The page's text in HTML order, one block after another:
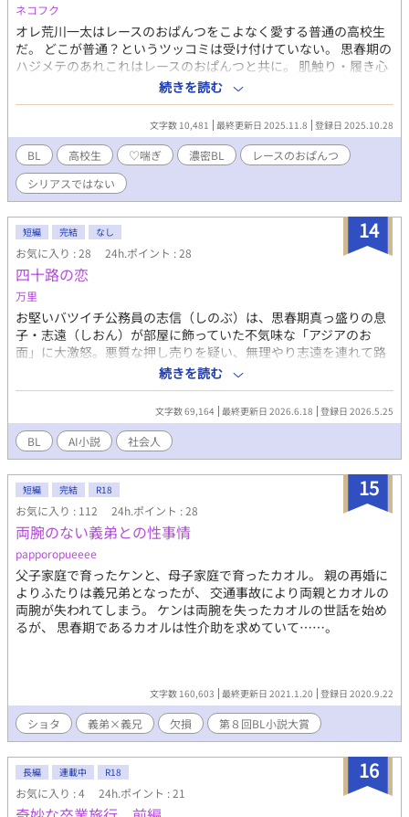
ネコフク
オレ荒川一太はレースのおぱんつをこよなく愛する普通の高校生
だ。 どこが普通？というツッコミは受け付けていない。 思春期の
ハジメテのあれこれはレースのおぱんつと共に。 肌触り・履き心
地・繊細な模様。色だって白・黒・赤・・・最高だよな！ でも家
族や周りには秘密にしている。変態呼ばわりされる一択なのは分
かってるし。 ただ今回うっかり親友の松原蒼真にバレてしまっ
た！ ドン引きされるかと思ったら興奮していた。これはレースの
おぱんつ仲間が！とウキウキしたらレースのおぱんつを履いたオ
レに興奮してただけだった！ あれよあれよと剥かれ弄ら
れ・・・・・・ 何でローション持ってんだーーー!!
続きを読む
文字数 10,481 最終更新日 2025.11.8 登録日 2025.10.28
BL 高校生 ♡喘ぎ 濃密BL
レースのおぱんつ
シリアスではない
14
短編 完結 なし
お気に入り : 28 24h.ポイント : 28
四十路の恋
万里
お堅いバツイチ公務員の志信（しのぶ）は、思春期真っ盛りの息
子・志遠（しおん）が部屋に飾っていた不気味な「アジアのお
面」に大激怒。悪質な押し売りを疑い、無理やり志遠を連れて路
地裏の怪しい雑貨屋『ナマステ堂』へと乗り込む。 そこにいたの
は、ド派手な柄シャツにサングラス、じゃらじゃらとピアスをつ
けた、どう見ても東南アジア系のマフィア（チンピラ）風の男。
激しくドン引きする志信だったが、男がサングラスを外すと、そ
れは20年前、高校時代に親に引き裂かれた初恋の相手・龍生（り
ゅうせい）だった！ 人生で一番会いたくなかった、そして一番会
いたかった男との、40代からの切なくも騒がしい「再恋（さいれ
ん）」の物語。 登場人物説明 神谷 志信（かみや しのぶ）41歳 職
業：市役所の戸籍住民課 性格：四角四面でプライドが高く、素直
になれない。 現状：妻の浮気が原因で2年前に離婚。男手一つで
息子を育てるシングルファザー。 沢渡 龍生（さわたり りゅうせ
い） 41歳 職業： アジア雑貨店『ナマステ堂』の雇われ店長 外
見：肩までの長髪、ド派手なエスニックシャツ、じゃらじゃらピ
アスにサングラスと、怪しさ満点。 性格：自由奔放でフレンドリ
ー。少し意地悪だが、志信のことになると過保護になる。 背景：
高校中退後、バックパッカーとして世界を放浪。インドで出会っ
しがちだが、根は素直で良い子。 現状：『ナマステ堂』の常連
で、龍生のことを「リュウのアニキ」と慕い、スパイスカレー作
りを教わっている。
続きを読む
文字数 69,164 最終更新日 2026.6.18 登録日 2026.5.25
BL AI小説 社会人
15
短編 完結 R18
お気に入り : 112 24h.ポイント : 28
両腕のない義弟との性事情
papporopueeee
父子家庭で育ったケンと、母子家庭で育ったカオル。 親の再婚に
よりふたりは義兄弟となったが、 交通事故により両親とカオルの
両腕が失われてしまう。 ケンは両腕を失ったカオルの世話を始め
るが、 思春期であるカオルは性介助を求めていて……。
文字数 160,603 最終更新日 2021.1.20 登録日 2020.9.22
ショタ 義弟×義兄 欠損 第８回BL小説大賞
16
長編 連載中 R18
お気に入り : 4 24h.ポイント : 21